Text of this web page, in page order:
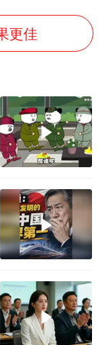
港首映礼
全线停运
岁女儿合跳
三预警齐发 11个省份有大到暴雨
花奖发言
更佳